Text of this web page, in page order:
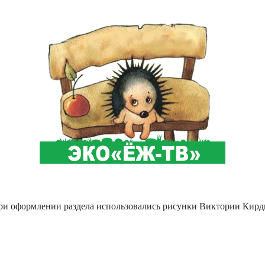
оформлении раздела использовались рисунки Виктории